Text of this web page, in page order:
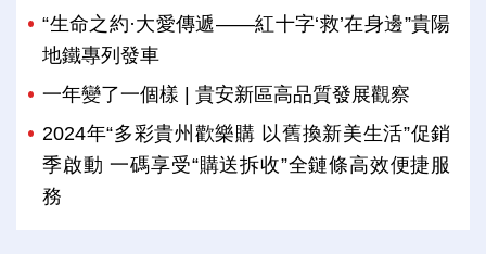
“生命之約·大愛傳遞——紅十字‘救’在身邊”貴陽
地鐵專列發車
一年變了一個樣 | 貴安新區高品質發展觀察
2024年“多彩貴州歡樂購 以舊換新美生活”促銷
季啟動 一碼享受“購送拆收”全鏈條高效便捷服
務